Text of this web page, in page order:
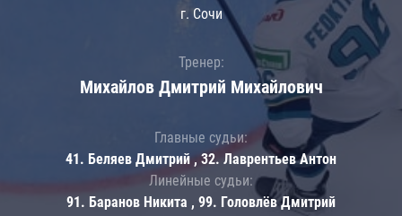
г. Сочи
Тренер:
Михайлов Дмитрий Михайлович
Главные судьи:
41. Беляев Дмитрий , 32. Лаврентьев Антон
Линейные судьи:
91. Баранов Никита , 99. Головлёв Дмитрий